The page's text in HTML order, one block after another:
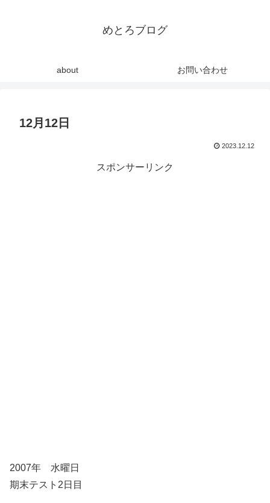
めとろブログ
about お問い合わせ
12月12日
2023.12.12
スポンサーリンク
2007年 水曜日
期末テスト2日目